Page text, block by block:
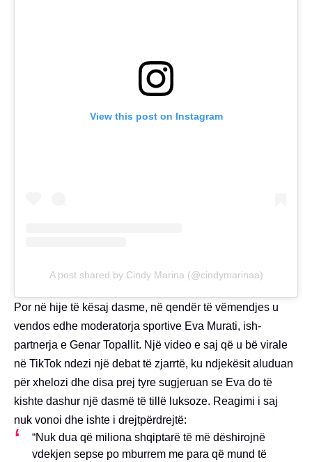
View this post on Instagram
A post shared by Cindy Marina (@cindymarinaa)
Por në hije të kësaj dasme, në qendër të vëmendjes u
vendos edhe moderatorja sportive Eva Murati, ish-
partnerja e Genar Topallit. Një video e saj që u bë virale
në TikTok ndezi një debat të zjarrtë, ku ndjekësit aluduan
për xhelozi dhe disa prej tyre sugjeruan se Eva do të
kishte dashur një dasmë të tillë luksoze. Reagimi i saj
nuk vonoi dhe ishte i drejtpërdrejtë:
“Nuk dua që miliona shqiptarë të më dëshirojnë
vdekjen sepse po mburrem me para që mund të